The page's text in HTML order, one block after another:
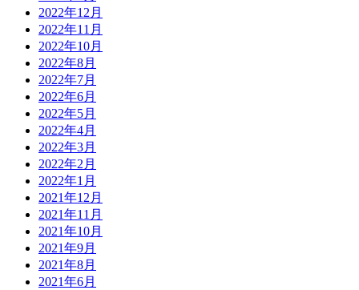
2022年12月
2022年11月
2022年10月
2022年8月
2022年7月
2022年6月
2022年5月
2022年4月
2022年3月
2022年2月
2022年1月
2021年12月
2021年11月
2021年10月
2021年9月
2021年8月
2021年6月